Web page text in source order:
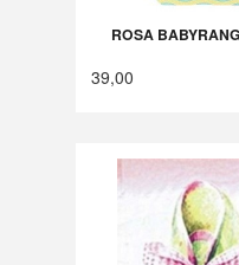
ROSA
39,00